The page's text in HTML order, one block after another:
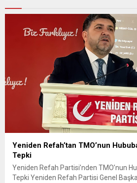
Yeniden Refah’tan TMO’nun
Tepki
Yeniden Refah Partisi’nden TMO’nun
Tepki Yeniden Refah Partisi Genel